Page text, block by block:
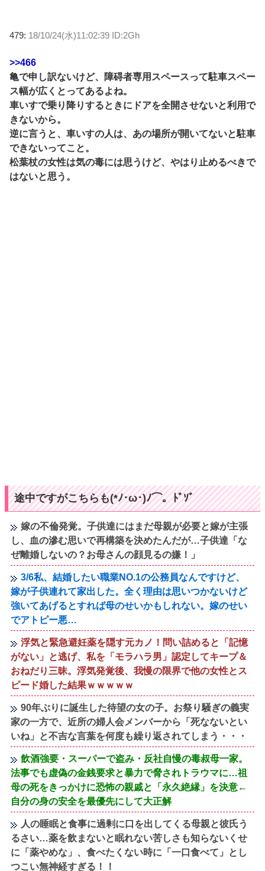
479: 18/10/24(水)11:02:39 ID:2Gh
>>466
亀で申し訳ないけど、障碍者専用スペースって駐車スペー
ス幅が広くとってあるよね。
車いすで乗り降りするときにドアを全開させないと利用で
きないから。
逆に言うと、車いすの人は、あの場所が開いてないと駐車
できないってこと。
松葉杖の女性は気の毒には思うけど、やはり止めるべきで
はないと思う。
途中ですがこちらも(*ﾉ･ω･)ﾉ⌒。ﾄﾞｿﾞ
嫁の不倫発覚。子供達にはまだ母親が必要と嫁が主張
し、血の滲む思いで再構築を決めたんだが…子供達「な
ぜ離婚しないの？お母さんの顔見るの嫌！」
3/6私、結婚したい職業NO.1の公務員なんですけど、
嫁が子供連れて家出した。全く理由は思いつかないけど
強いてあげるとすれば母のせいかもしれない。嫁のせい
でアトピー悪…
浮気と緊急避妊薬を隠す元カノ！問い詰めると「記憶
がない」と逃げ、私を「モラハラ男」認定してキープ＆
おねだり三昧。浮気発覚後、我慢の限界で他の女性とス
ピード婚した結果ｗｗｗｗｗ
90年ぶりに誕生した待望の女の子。お祭り騒ぎの義実
家の一方で、近所の婦人会メンバーから「死なないとい
いね」と不吉な言葉を何度も繰り返されてしまう・・・
飲酒強要・スーパーで盗み・反社自慢の毒叔母一家。
法事でも虚偽の金銭要求と暴力で脅されトラウマに…祖
母の死をきっかけに恐怖の親戚と「永久絶縁」を決意←
自分の身の安全を最優先にして大正解
人の睡眠と食事に過剰に口を出してくる母親と彼氏う
るさい…薬を飲まないと眠れない苦しさも知らないくせ
に「薬やめな」、食べたくない時に「一口食べて」とし
つこい無神経すぎる！！